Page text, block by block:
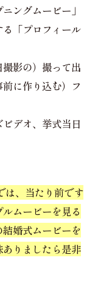
ングムービー」
る「プロフィール
影の）撮って出
に作り込む）フ
デオ、挙式当日
は、当たり前です
ムービーを見る
婚式ムービーを
りましたら是非